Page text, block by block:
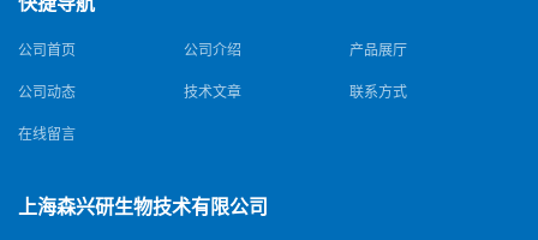
公司首页 公司介绍 产品展厅
公司动态 技术文章 联系方式
在线留言
上海森兴研生物技术有限公司